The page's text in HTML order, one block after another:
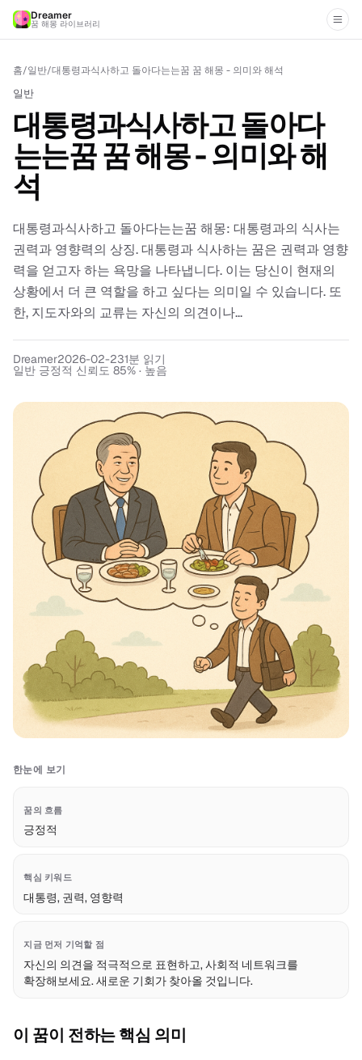
Dreamer
꿈 해몽 라이브러리
홈/일반/대통령과식사하고 돌아다는는꿈 꿈 해몽 - 의미와 해석
일반
대통령과식사하고 돌아다
는는꿈 꿈 해몽 - 의미와 해
석
대통령과식사하고 돌아다는는꿈 해몽: 대통령과의 식사는
권력과 영향력의 상징. 대통령과 식사하는 꿈은 권력과 영향
력을 얻고자 하는 욕망을 나타냅니다. 이는 당신이 현재의
상황에서 더 큰 역할을 하고 싶다는 의미일 수 있습니다. 또
한, 지도자와의 교류는 자신의 의견이나...
Dreamer2026-02-231분 읽기
일반 긍정적 신뢰도 85% · 높음
한눈에 보기
꿈의 흐름
긍정적
핵심 키워드
대통령, 권력, 영향력
지금 먼저 기억할 점
자신의 의견을 적극적으로 표현하고, 사회적 네트워크를
확장해보세요. 새로운 기회가 찾아올 것입니다.
이 꿈이 전하는 핵심 의미